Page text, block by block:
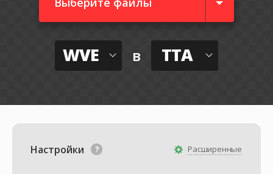
WVE в TTA
Расширенные
Настройки